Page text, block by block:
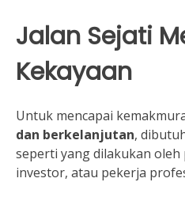
Jalan Sejati
Kekayaan
Untuk mencapai
dan berkelanjutan,
seperti yang dilakukan oleh
investor, atau pekerja